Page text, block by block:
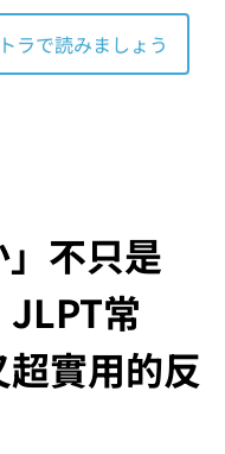
ラで読みましょう
」不只是
JLPT常
實用的反